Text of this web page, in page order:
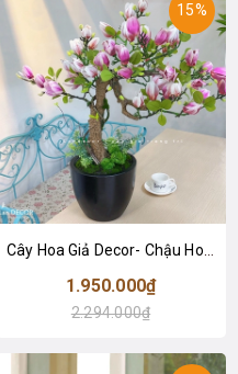
15%
1.950.000₫
2.294.000₫